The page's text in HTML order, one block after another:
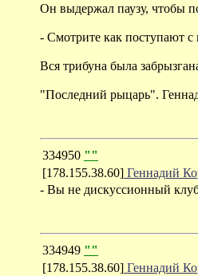
Он выдержал паузу, чтобы
- Смотрите как поступают с
Вся трибуна была
"Последний рыцарь".
334950 ""
[178.155.38.60] Геннадий
- Вы не дискуссионный
334949 ""
[178.155.38.60] Геннадий